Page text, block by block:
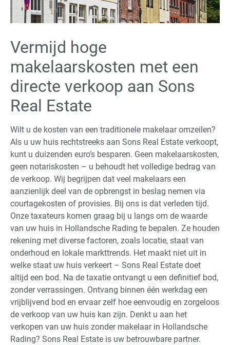
Vermijd hoge
makelaarskosten met een
directe verkoop aan Sons
Real Estate
Wilt u de kosten van een traditionele makelaar omzeilen?
Als u uw huis rechtstreeks aan Sons Real Estate verkoopt,
kunt u duizenden euro’s besparen. Geen makelaarskosten,
geen notariskosten – u behoudt het volledige bedrag van
de verkoop. Wij begrijpen dat veel makelaars een
aanzienlijk deel van de opbrengst in beslag nemen via
courtagekosten of provisies. Bij ons is dat verleden tijd.
Onze taxateurs komen graag bij u langs om de waarde
van uw huis in Hollandsche Rading te bepalen. Ze houden
rekening met diverse factoren, zoals locatie, staat van
onderhoud en lokale markttrends. Het maakt niet uit in
welke staat uw huis verkeert – Sons Real Estate doet
altijd een bod. Na de taxatie ontvangt u een definitief bod,
zonder verrassingen. Ontvang binnen één werkdag een
vrijblijvend bod en ervaar zelf hoe eenvoudig en zorgeloos
de verkoop van uw huis kan zijn. Denkt u aan het
verkopen van uw huis zonder makelaar in Hollandsche
Rading? Sons Real Estate is uw betrouwbare partner.